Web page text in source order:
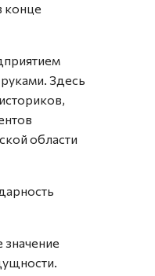
конце
Здесь
области